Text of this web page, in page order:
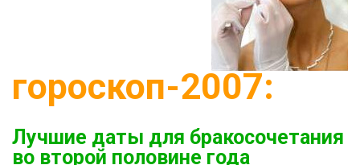
гороскоп-2007:
Лучшие даты для бракосочетания
во второй половине года